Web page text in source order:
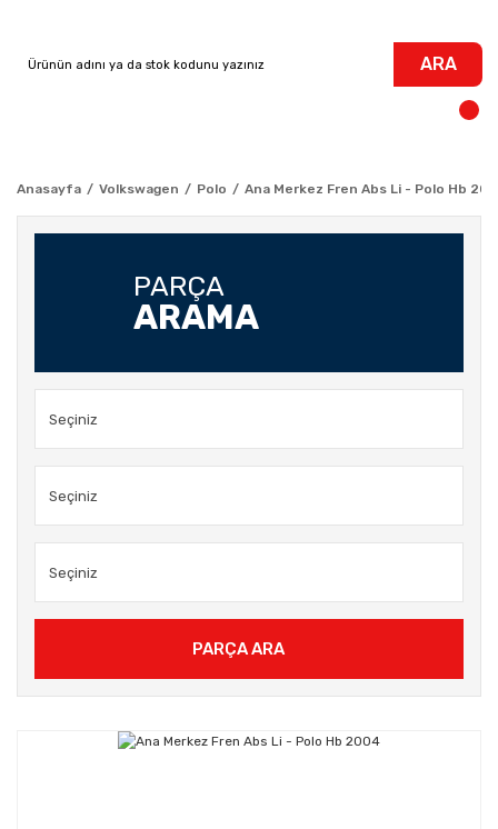
ARA
Anasayfa Volkswagen Polo Ana Merkez Fren Abs Li - Polo Hb
PARÇA
ARAMA
PARÇA ARA